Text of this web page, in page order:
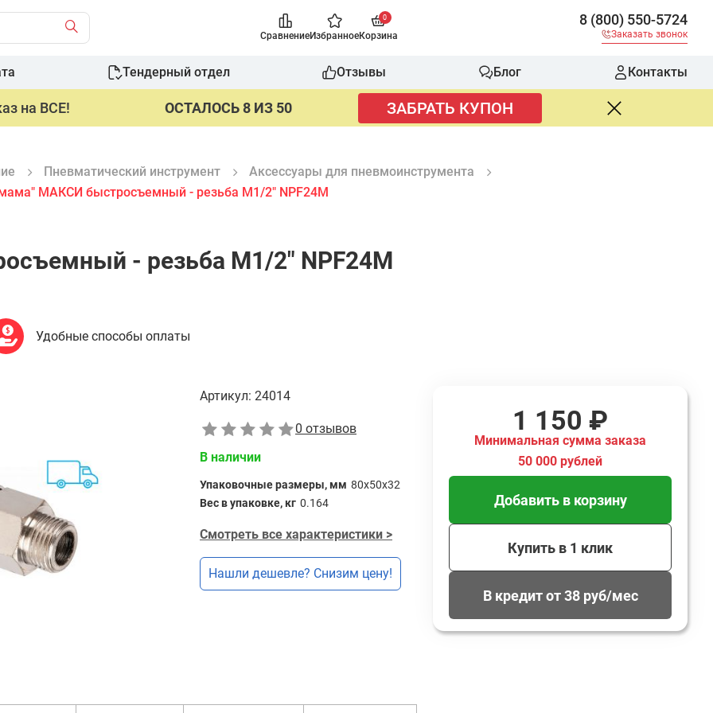
СравнениеИзбранное
0
Корзина
8 (800) 550-5724
Заказать звонок
Тендерный отдел Отзывы Блог Контакты
на ВСЕ! ОСТАЛОСЬ 8 ИЗ 50 ЗАБРАТЬ КУПОН
Пневматический инструмент
Аксессуары для пневмоинструмента
МАКСИ быстросъемный - резьба M1/2" NPF24M
- резьба M1/2" NPF24M
Удобные способы оплаты
Артикул: 24014
0 отзывов
В наличии
Упаковочные размеры, мм 80x50x32
Вес в упаковке, кг 0.164
Смотреть все характеристики >
Нашли дешевле? Снизим цену!
1 150 ₽
Минимальная сумма заказа
50 000 рублей
Добавить в корзину
Купить в 1 клик
В кредит от 38 руб/мес